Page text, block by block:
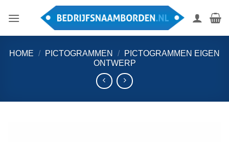
naar
HOME / PICTOGRAMMEN /
PICTOGRAMMEN EIGEN
ONTWERP